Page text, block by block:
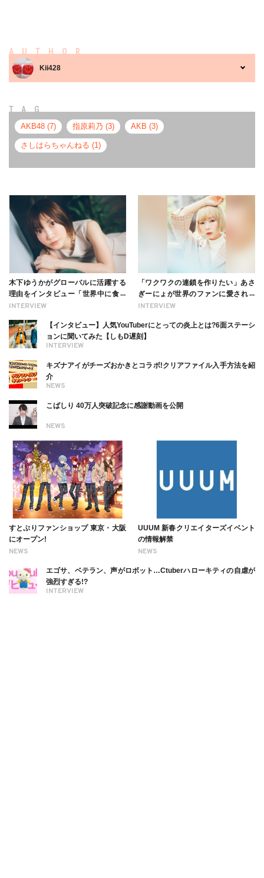
AUTHOR
Kii428
TAG
AKB48 (7) 指原莉乃 (3) AKB (3)
さしはらちゃんねる (1)
INTERVIEW
木下ゆうかがグローバルに活躍する
理由をインタビュー「世界中に食べ
る幸せを伝えたい」新事務所加入に
INTERVIEW
「ワクワクの連鎖を作りたい」あさ
ぎーにょが世界のファンに愛される
理由【インタビュー】
INTERVIEW
【インタビュー】人気YouTuberにとっての炎上とは?6面ステーシ
ョンに聞いてみた【しもD遅刻】
NEWS
キズナアイがチーズおかきとコラボ!クリアファイル入手方法を紹
介
NEWS
こばしり 40万人突破記念に感謝動画を公開
NEWS
すとぷりファンショップ 東京・大阪
にオープン!
NEWS
UUUM 新春クリエイターズイベント
の情報解禁
INTERVIEW
エゴサ、ベテラン、声がロボット…Ctuberハローキティの自虐が
強烈すぎる!?